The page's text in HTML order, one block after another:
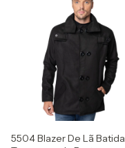
5504 Blazer De Lã Batida